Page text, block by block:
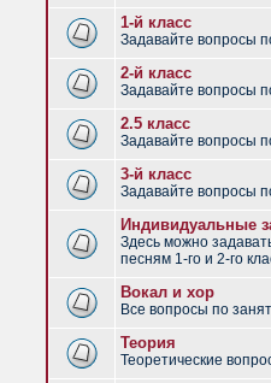
1-й класс
Задавайте вопросы
2-й класс
Задавайте вопросы
2.5 класс
Задавайте вопросы
3-й класс
Задавайте вопросы
Индивидуальные
Здесь можно
песням 1-го и 2-го
Вокал и хор
Все вопросы по
Теория
Теоретические